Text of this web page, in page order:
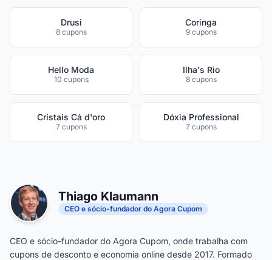
Drusi
8 cupons
Coringa
9 cupons
Hello Moda
10 cupons
Ilha's Rio
8 cupons
Cristais Cá d'oro
7 cupons
Dóxia Professional
7 cupons
Thiago Klaumann
CEO e sócio-fundador do Agora Cupom
CEO e sócio-fundador do Agora Cupom, onde trabalha com
cupons de desconto e economia online desde 2017. Formado